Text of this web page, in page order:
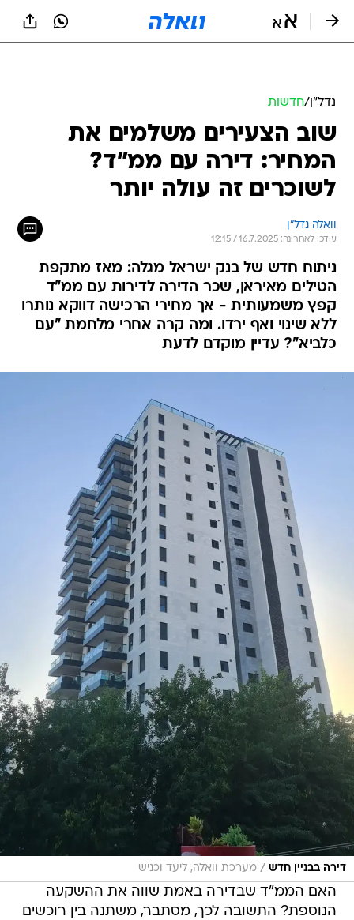
נדל״ן/חדשות
שוב הצעירים משלמים את
המחיר: דירה עם ממ"ד?
לשוכרים זה עולה יותר
וואלה נדל"ן
עודכן לאחרונה: 16.7.2025 / 12:15
ניתוח חדש של בנק ישראל מגלה: מאז מתקפת
הטילים מאיראן, שכר הדירה לדירות עם ממ"ד
קפץ משמעותית - אך מחירי הרכישה דווקא נותרו
ללא שינוי ואף ירדו. ומה קרה אחרי מלחמת "עם
כלביא"? עדיין מוקדם לדעת
דירה בבניין חדש / מערכת וואלה, ליעד וכניש
האם הממ"ד שבדירה באמת שווה את ההשקעה
הנוספת? התשובה לכך, מסתבר, משתנה בין רוכשים